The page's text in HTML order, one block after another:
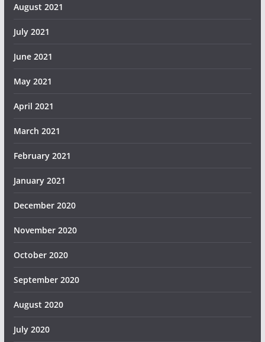
August 2021
July 2021
June 2021
May 2021
April 2021
March 2021
February 2021
January 2021
December 2020
November 2020
October 2020
September 2020
August 2020
July 2020